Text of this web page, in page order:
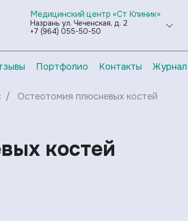
Медицинский центр «Ст Клиник»
Назрань ул. Чеченская, д. 2
+7 (964) 055-50-50
Портфолио Контакты Журнал
Остеотомия плюсневых костей
костей